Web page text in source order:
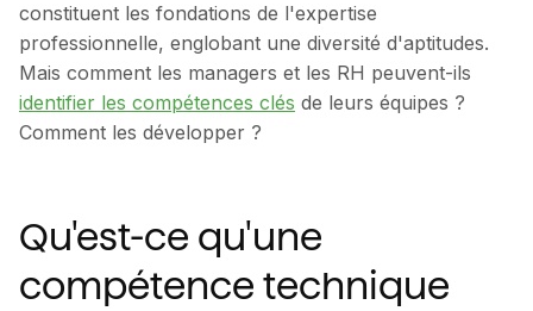
constituent les fondations de l'expertise
professionnelle, englobant une diversité d'aptitudes.
Mais comment les managers et les RH peuvent-ils
identifier les compétences clés de leurs équipes ?
Comment les développer ?
Qu'est-ce qu'une
compétence technique